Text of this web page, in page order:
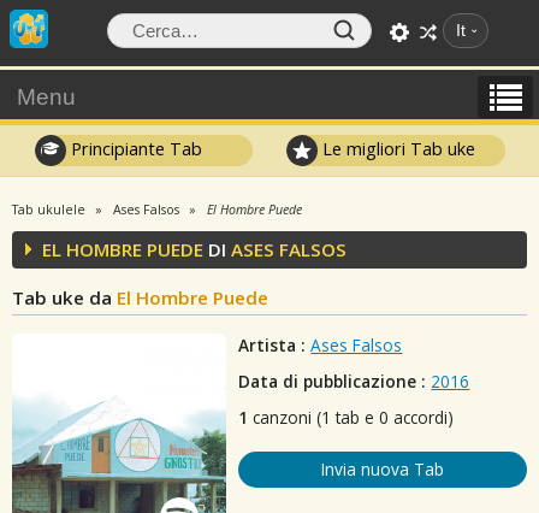
It
Menu
Principiante Tab Le migliori Tab uke
Tab ukulele Ases Falsos El Hombre Puede
EL HOMBRE PUEDE DI ASES FALSOS
Tab uke da El Hombre Puede
Artista : Ases Falsos
Data di pubblicazione : 2016
1 canzoni (1 tab e 0 accordi)
Invia nuova Tab